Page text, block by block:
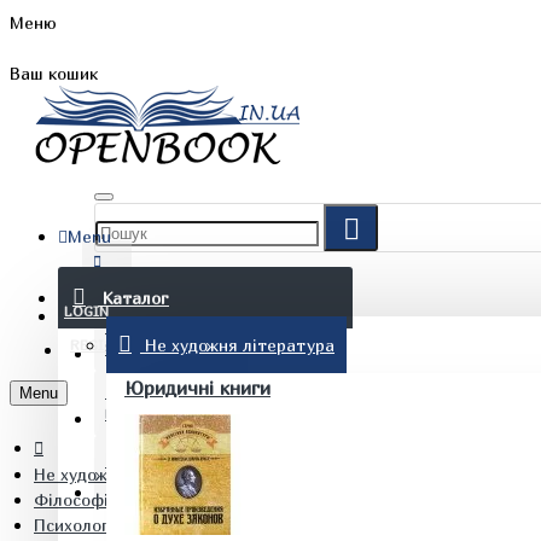
Меню
Ваш кошик
БЛОГ
КОНТАКТИ
(097) 015 28 90
Menu
Каталог
Не художня література
Юридичні книги
LOGIN
REGISTER
Menu
Не художня література
Філософія. Етика
Психологічна онтологія. Досвід побудови нетрадиційної